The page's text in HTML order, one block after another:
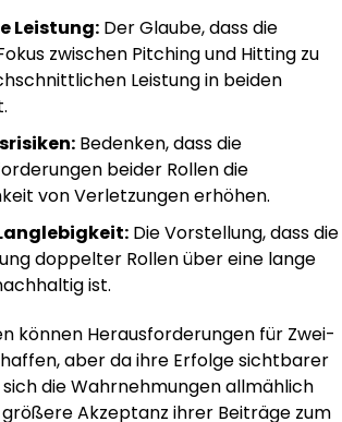
Leistung: Der Glaube, dass die
zwischen Pitching und Hitting zu
Leistung in beiden
Bedenken, dass die
beider Rollen die
von Verletzungen erhöhen.
Die Vorstellung, dass die
doppelter Rollen über eine lange
ist.
können Herausforderungen für Zwei-
aber da ihre Erfolge sichtbarer
die Wahrnehmungen allmählich
Akzeptanz ihrer Beiträge zum